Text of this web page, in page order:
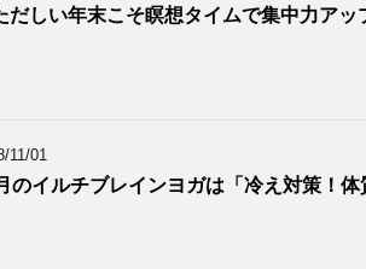
だしい年末こそ瞑想タイムで集中力ア
11/01
のイルチブレインヨガは「冷え対策！